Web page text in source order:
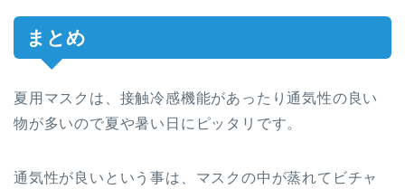
まとめ
夏用マスクは、接触冷感機能があったり通気性の良い
物が多いので夏や暑い日にピッタリです。
通気性が良いという事は、マスクの中が蒸れてビチャ